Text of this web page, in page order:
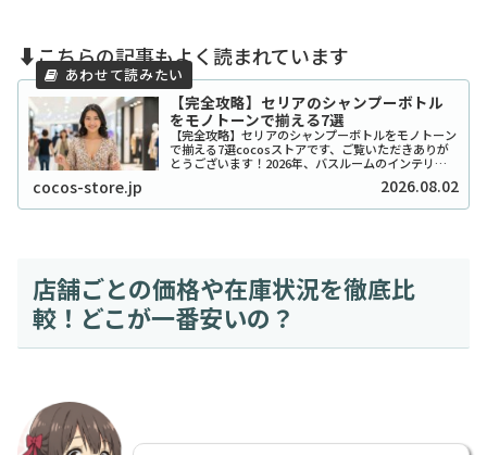
⬇️こちらの記事もよく読まれています
【完全攻略】セリアのシャンプーボトル
をモノトーンで揃える7選
【完全攻略】セリアのシャンプーボトルをモノトーン
で揃える7選cocosストアです、ご覧いただきありが
とうございます！2026年、バスルームのインテリア
をワンランク上げたいと考えているあなたに、セリア
のシャンプーボトル（モノトーン）はまさに救...
cocos-store.jp 2026.08.02
店舗ごとの価格や在庫状況を徹底比
較！どこが一番安いの？